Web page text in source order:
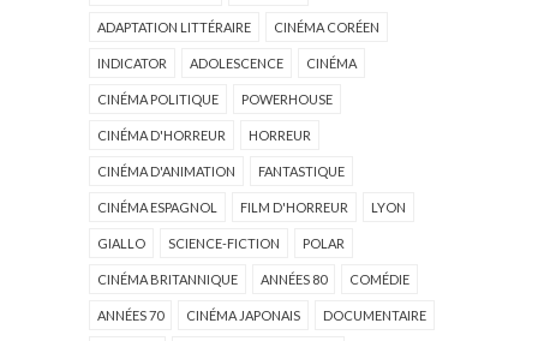
ADAPTATION LITTÉRAIRE CINÉMA CORÉEN
INDICATOR ADOLESCENCE CINÉMA
CINÉMA POLITIQUE POWERHOUSE
CINÉMA D'HORREUR HORREUR
CINÉMA D'ANIMATION FANTASTIQUE
CINÉMA ESPAGNOL FILM D'HORREUR LYON
GIALLO SCIENCE-FICTION POLAR
CINÉMA BRITANNIQUE ANNÉES 80 COMÉDIE
ANNÉES 70 CINÉMA JAPONAIS DOCUMENTAIRE